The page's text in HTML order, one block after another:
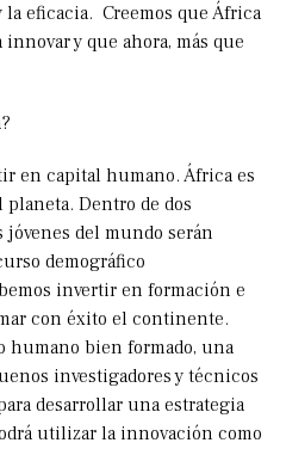
eficacia. Creemos que África
y que ahora, más que
en capital humano. África es
Dentro de dos
jóvenes del mundo serán
demográfico
invertir en formación e
con éxito el continente.
humano bien formado, una
investigadores y técnicos
desarrollar una estrategia
utilizar la innovación como